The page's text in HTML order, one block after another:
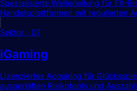
Spezialisierte Weiterleitung für FX-
Handelsplattformen mit regulierten
Sektor · 07
iGaming
Lizenziertes Acquiring für
ausgereiften Risikotools und